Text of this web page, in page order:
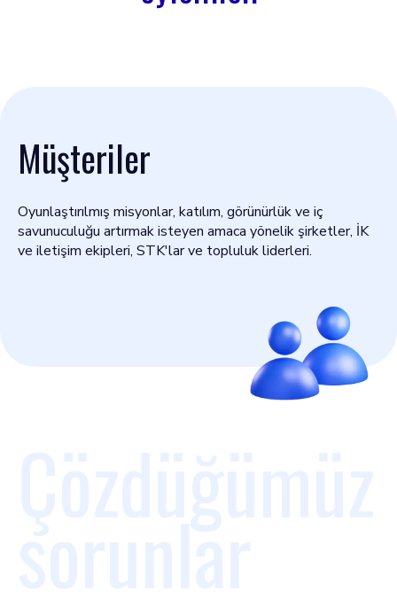
Müşteriler
Oyunlaştırılmış misyonlar, katılım, görünürlük ve iç
savunuculuğu artırmak isteyen amaca yönelik şirketler, İK
ve iletişim ekipleri, STK'lar ve topluluk liderleri.